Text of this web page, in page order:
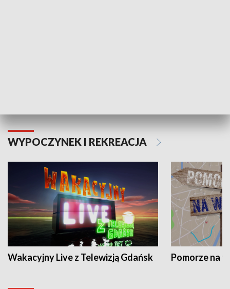
WYPOCZYNEK I REKREACJA
Wakacyjny Live z Telewizją Gdańsk Pomorze na